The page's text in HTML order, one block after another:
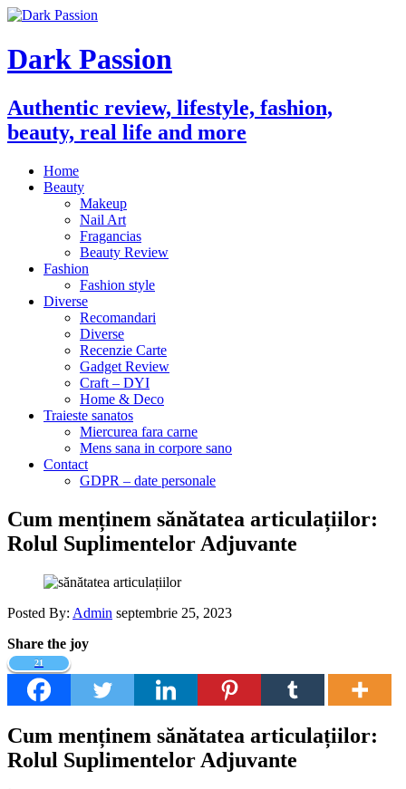
Dark Passion
Authentic review, lifestyle, fashion,
beauty, real life and more
Home
Beauty
Makeup
Nail Art
Fragancias
Beauty Review
Fashion
Fashion style
Diverse
Recomandari
Diverse
Recenzie Carte
Gadget Review
Craft – DYI
Home & Deco
Traieste sanatos
Miercurea fara carne
Mens sana in corpore sano
Contact
GDPR – date personale
Cum menținem sănătatea articulațiilor:
Rolul Suplimentelor Adjuvante
Posted By: Admin septembrie 25, 2023
Share the joy
21
Cum menținem sănătatea articulațiilor:
Rolul Suplimentelor Adjuvante